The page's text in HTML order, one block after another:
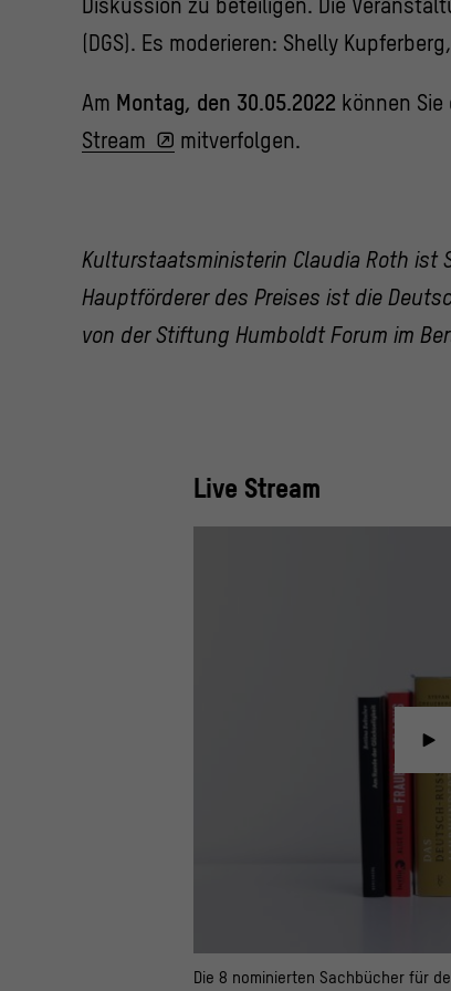
(DGS). Es moderieren: Shelly
Am Montag, den 30.05.2022 können Sie
Stream
mitverfolgen.
Kulturstaatsministerin Claudia Roth ist
Hauptförderer des Preises ist die
von der Stiftung Humboldt Forum im
Live Stream
Die 8 nominierten Sachbücher für